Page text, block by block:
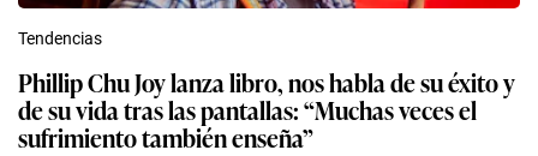
Tendencias
Phillip Chu Joy lanza libro, nos habla de su éxito y
de su vida tras las pantallas: “Muchas veces el
sufrimiento también enseña”